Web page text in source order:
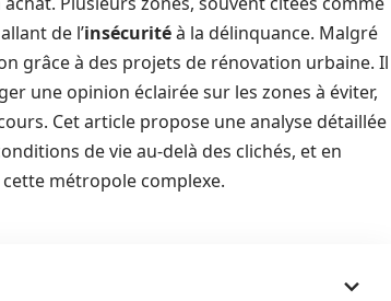
de l’insécuritéà la délinquance. Malgré
grâce à des projets de rénovation urbaine. Il
une opinion éclairée sur les zones à éviter,
Cet article propose une analyse détaillée
de vie au-delà des clichés, et en
métropole complexe.